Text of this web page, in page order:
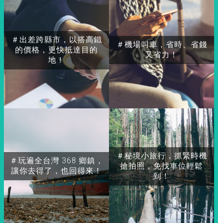
＃出差跨縣市，以搭高鐵
的價格，更快抵達目的
地！
＃玩遍全台灣 368 鄉鎮，
讓你去得了，也回得來！
＃秘境小旅行，抓緊時機
搶拍照，免找車位輕鬆
到！
＃機場叫車，省時、省錢
又省力！